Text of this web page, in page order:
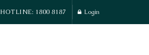
HOTLINE: 1800 8187 Login